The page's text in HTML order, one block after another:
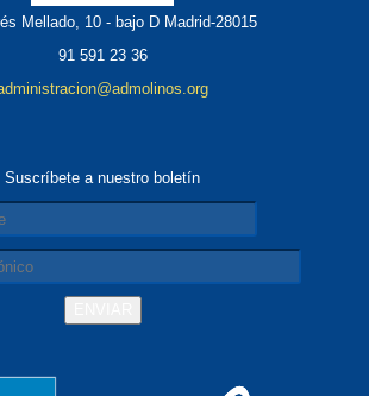
Mellado, 10 - bajo D Madrid-28015
91 591 23 36
Suscríbete a nuestro boletín